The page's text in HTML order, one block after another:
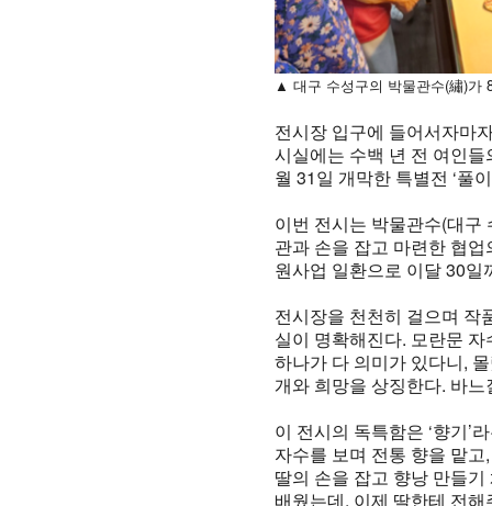
▲ 대구 수성구의 박물관수(繡)가
전시장 입구에 들어서자마
시실에는 수백 년 전 여인
월 31일 개막한 특별전 ‘풀
이번 전시는 박물관수(대
관과 손을 잡고 마련한 협
원사업 일환으로 이달 30일
전시장을 천천히 걸으며 작
실이 명확해진다. 모란문
하나가 다 의미가 있다니,
개와 희망을 상징한다. 바
이 전시의 독특함은 ‘향기’
자수를 보며 전통 향을 맡
딸의 손을 잡고 향낭 만들
배웠는데, 이제 딸한테 전해